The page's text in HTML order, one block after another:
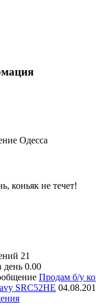
Одесса
коньяк не течет!
21
день 0.00
Продам б/у
SRС52HE